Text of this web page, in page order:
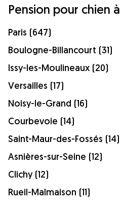
Pension pour chien
Paris (647)
Boulogne-Billancourt (31)
Issy-les-Moulineaux (20)
Versailles (17)
Noisy-le-Grand (16)
Courbevoie (14)
Saint-Maur-des-Fossés (14)
Asnières-sur-Seine (12)
Clichy (12)
Rueil-Malmaison (11)